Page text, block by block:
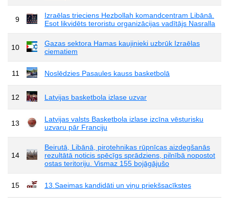
9
Izraēlas trieciens Hezbollah komandcentram Libānā.
Esot likvidēts teroristu organizācijas vadītājs Nasralla
10
Gazas sektora Hamas kaujinieki uzbrūk Izraēlas
ciematiem
11 Noslēdzies Pasaules kauss basketbolā
12 Latvijas basketbola izlase uzvar
13
Latvijas valsts Basketbola izlase izcīna vēsturisku
uzvaru pār Franciju
14
Beirutā, Libānā, pirotehnikas rūpnīcas aizdegšanās
rezultātā noticis spēcīgs sprādziens, pilnībā nopostot
ostas teritoriju. Vismaz 155 bojāgājušo
15 13.Saeimas kandidāti un viņu priekšsacīkstes